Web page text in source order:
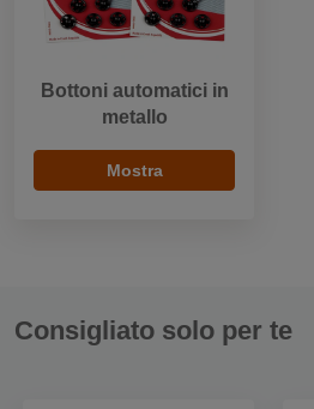
Bottoni automatici in
metallo
Mostra
Consigliato solo per te